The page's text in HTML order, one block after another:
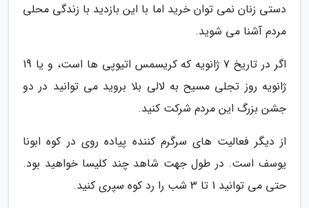
دستی زنان نمی توان خرید اما با این بازدید با زندگی محلی
مردم آشنا می شوید.
اگر در تاریخ 7 ژانویه که کریسمس اتیوپی ها است، و یا 19
ژانویه روز تجلی مسیح به لالی بلا بروید می توانید در دو
جشن بزرگ این مردم شرکت کنید.
از دیگر فعالیت های سرگرم کننده پیاده روی در کوه ابونا
یوسف است. در طول جهت شاهد چند کلیسا خواهید بود.
حتی می توانید 1 تا 3 شب را رد کوه سپری کنید.